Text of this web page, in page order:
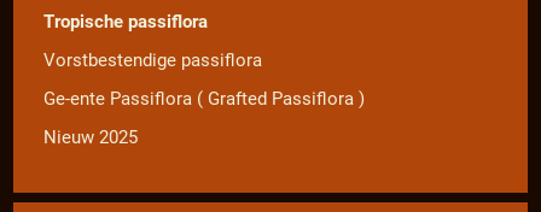
Tropische passiflora
Vorstbestendige passiflora
Ge-ente Passiflora ( Grafted Passiflora )
Nieuw 2025